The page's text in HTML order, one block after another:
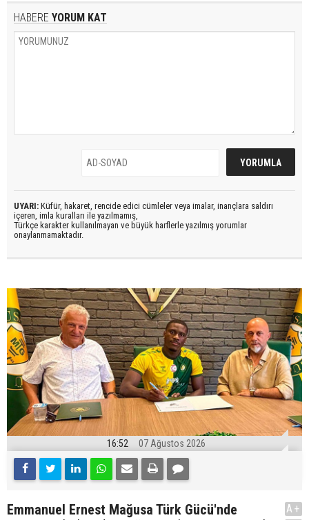
HABERE YORUM KAT
UYARI: Küfür, hakaret, rencide edici cümleler veya imalar, inançlara saldırı
içeren, imla kuralları ile yazılmamış,
Türkçe karakter kullanılmayan ve büyük harflerle yazılmış yorumlar
onaylanmamaktadır.
16:52 07 Ağustos 2026
Emmanuel Ernest Mağusa Türk Gücü'nde
A+